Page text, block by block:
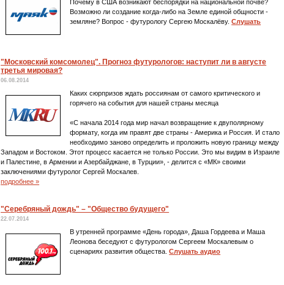
Почему в США возникают беспорядки на национальной почве?
Возможно ли создание когда-либо на Земле единой общности -
земляне? Вопрос - футурологу Сергею Москалёву.Слушать
"Московский комсомолец". Прогноз футурологов: наступит ли в августе
третья мировая?
06.08.2014
Каких сюрпризов ждать россиянам от самого критического и
горячего на события для нашей страны месяца
«С начала 2014 года мир начал возвращение к двуполярному
формату, когда им правят две страны - Америка и Россия. И стало
необходимо заново определить и проложить новую границу между
Западом и Востоком. Этот процесс касается не только России. Это мы видим в Израиле
и Палестине, в Армении и Азербайджане, в Турции», - делится с «МК» своими
заключениями футуролог Сергей Москалев.
подробнее »
"Серебряный дождь" – "Общество будущего"
22.07.2014
В утренней программе «День города», Даша Гордеева и Маша
Леонова беседуют с футурологом Сергеем Москалевым о
сценариях развития общества.Слушать аудио